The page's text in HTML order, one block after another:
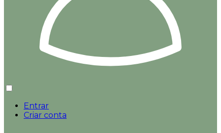
Entrar
Criar conta